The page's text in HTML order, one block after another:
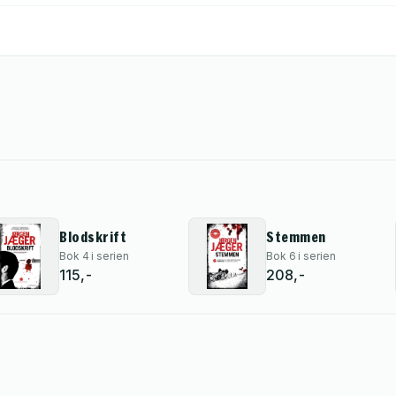
Blodskrift
Bok 4 i serien
115,-
Stemmen
Bok 6 i serien
208,-